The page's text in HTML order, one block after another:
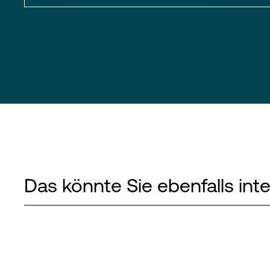
Das könnte Sie ebenfalls